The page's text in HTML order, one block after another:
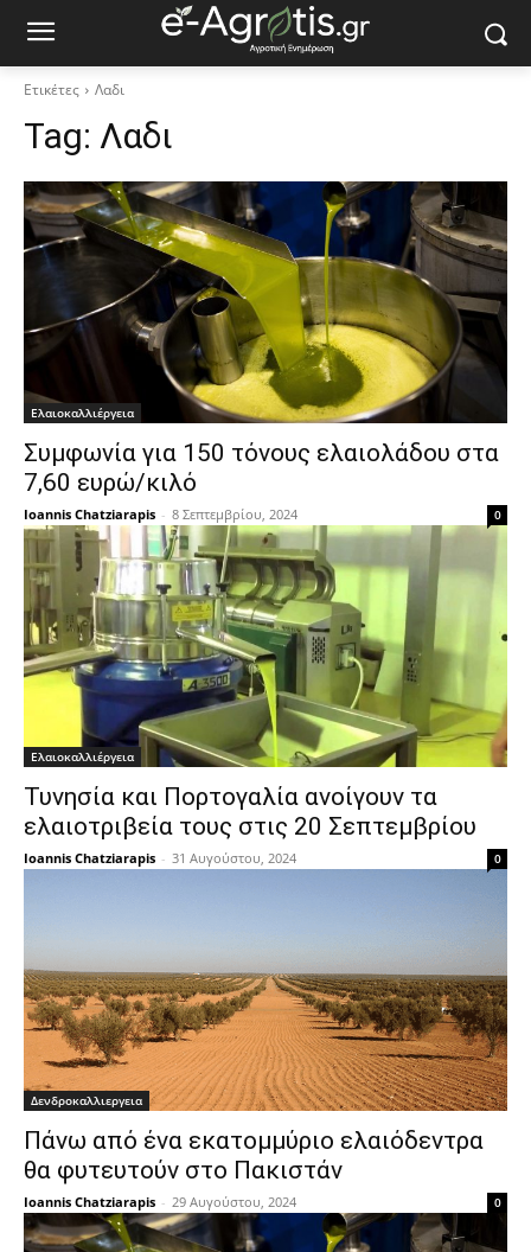
Ετικέτες Λαδι
Tag: Λαδι
Ελαιοκαλλιέργεια
Συμφωνία για 150 τόνους ελαιολάδου στα
7,60 ευρώ/κιλό
Ioannis Chatziarapis - 8 Σεπτεμβρίου, 2024 0
Ελαιοκαλλιέργεια
Τυνησία και Πορτογαλία ανοίγουν τα
ελαιοτριβεία τους στις 20 Σεπτεμβρίου
Ioannis Chatziarapis - 31 Αυγούστου, 2024 0
Δενδροκαλλιεργεια
Πάνω από ένα εκατομμύριο ελαιόδεντρα
θα φυτευτούν στο Πακιστάν
Ioannis Chatziarapis - 29 Αυγούστου, 2024 0